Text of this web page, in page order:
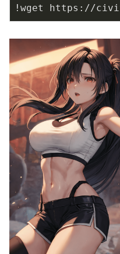
!wget https://